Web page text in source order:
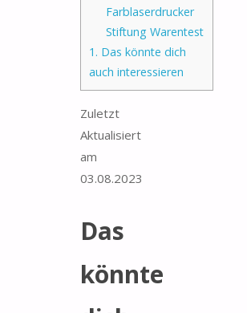
Farblaserdrucker
Stiftung Warentest
1. Das könnte dich
auch interessieren
Zuletzt
Aktualisiert
am
03.08.2023
Das
könnte